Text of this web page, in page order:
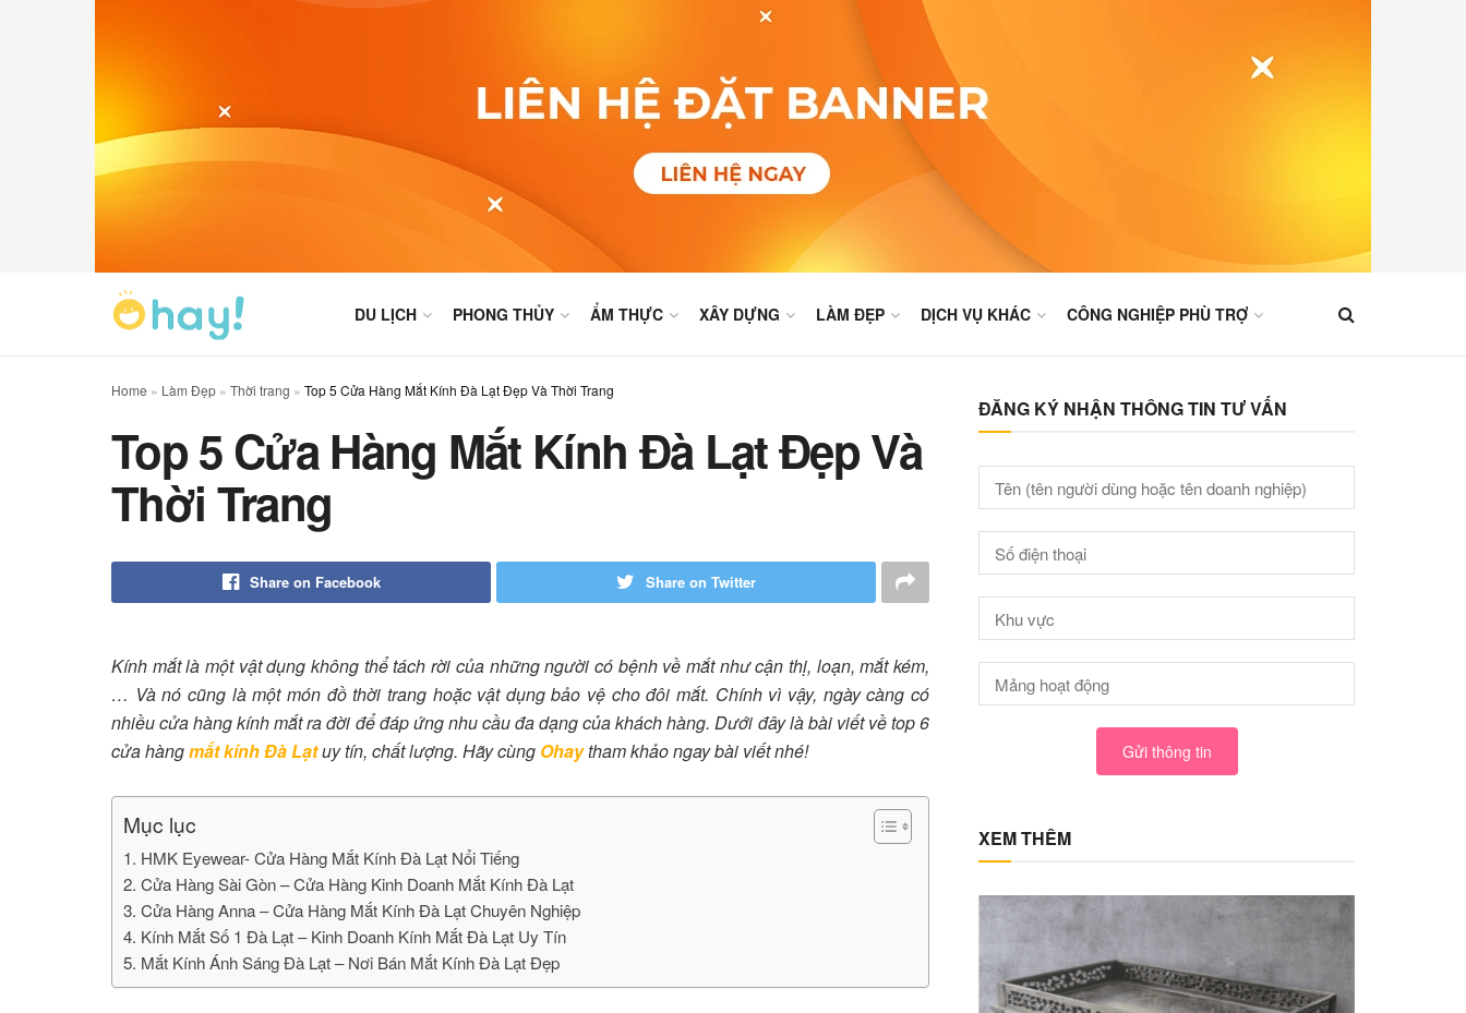
DU LỊCH PHONG THỦY ẨM THỰC XÂY DỰNG LÀM ĐẸP DỊCH VỤ KHÁC CÔNG NGHIỆP PHÙ TRỢ
Home » Làm Đẹp » Thời trang » Top 5 Cửa Hàng Mắt Kính Đà Lạt Đẹp Và Thời Trang
Top 5 Cửa Hàng Mắt Kính Đà Lạt Đẹp Và
Thời Trang
Share on Facebook Share on Twitter
Kính mắt là một vật dụng không thể tách rời của những người có bệnh về mắt như cận thị, loạn, mắt kém,
… Và nó cũng là một món đồ thời trang hoặc vật dụng bảo vệ cho đôi mắt. Chính vì vậy, ngày càng có
nhiều cửa hàng kính mắt ra đời để đáp ứng nhu cầu đa dạng của khách hàng. Dưới đây là bài viết về top 6
cửa hàngmắt kính Đà Lạtuy tín, chất lượng. Hãy cùng Ohaytham khảo ngay bài viết nhé!
Mục lục
1. HMK Eyewear- Cửa Hàng Mắt Kính Đà Lạt Nổi Tiếng
2. Cửa Hàng Sài Gòn – Cửa Hàng Kinh Doanh Mắt Kính Đà Lạt
3. Cửa Hàng Anna – Cửa Hàng Mắt Kính Đà Lạt Chuyên Nghiệp
4. Kính Mắt Số 1 Đà Lạt – Kinh Doanh Kính Mắt Đà Lạt Uy Tín
5. Mắt Kính Ánh Sáng Đà Lạt – Nơi Bán Mắt Kính Đà Lạt Đẹp
ĐĂNG KÝ NHẬN THÔNG TIN TƯ VẤN
Gửi thông tin
XEM THÊM